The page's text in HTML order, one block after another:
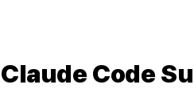
Claude Code